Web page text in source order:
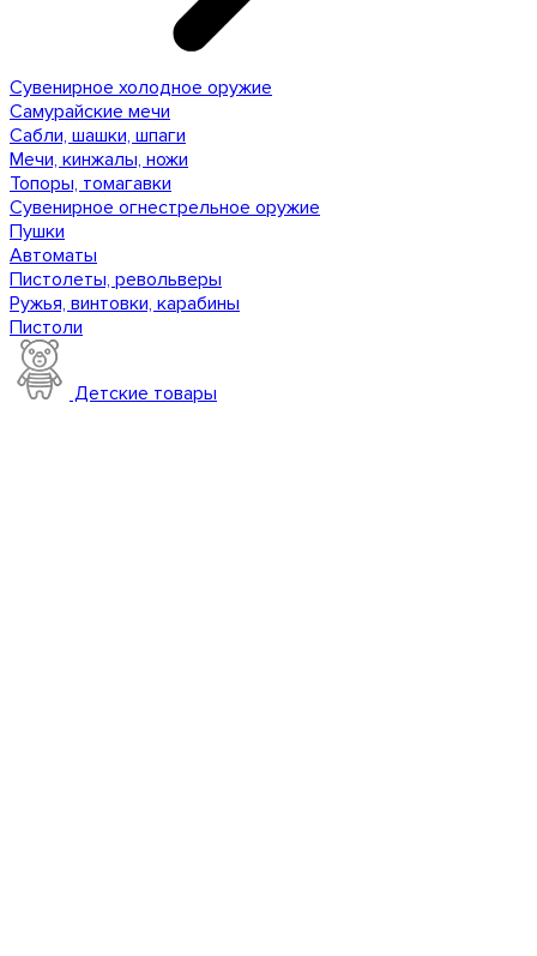
Сувенирное холодное оружие
Самурайские мечи
Сабли, шашки, шпаги
Мечи, кинжалы, ножи
Топоры, томагавки
Сувенирное огнестрельное оружие
Пушки
Автоматы
Пистолеты, револьверы
Ружья, винтовки, карабины
Пистоли
Детские товары